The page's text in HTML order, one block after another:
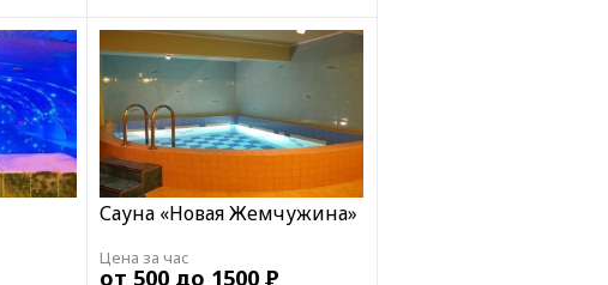
Сауна «Новая Жемчужина»
Цена за час
от 500 до 1500 Р